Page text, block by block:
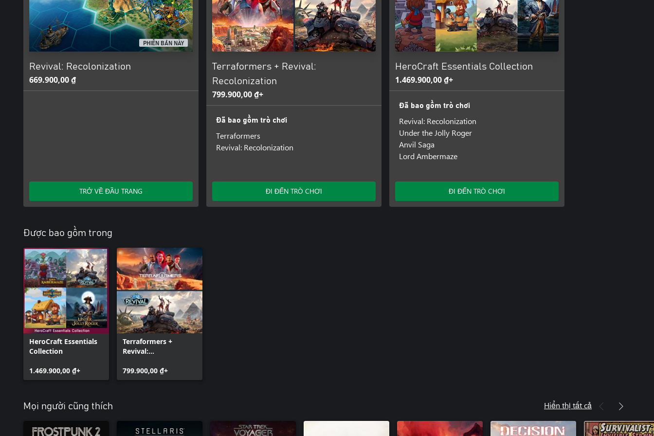
PHIÊN BẢN NÀY
Revival: Recolonization
669.900,00 ₫
TRỞ VỀ ĐẦU TRANG
Terraformers + Revival:
Recolonization
799.900,00 ₫+
Đã bao gồm trò chơi
Terraformers
Revival: Recolonization
ĐI ĐẾN TRÒ CHƠI
HeroCraft Essentials Collection
1.469.900,00 ₫+
Đã bao gồm trò chơi
Revival: Recolonization
Under the Jolly Roger
Anvil Saga
Lord Ambermaze
ĐI ĐẾN TRÒ CHƠI
Được bao gồm trong
HeroCraft Essentials
Collection
1.469.900,00 ₫+
Terraformers +
Revival:
799.900,00 ₫+
Mọi người cũng thích Hiển thị tất cả